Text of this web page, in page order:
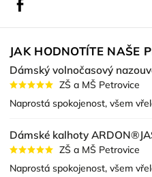
JAK HODNOTÍTE NAŠE
Dámský volnočasový
ZŠ a MŠ Petrovice
Naprostá spokojenost, všem
Dámské kalhoty
ZŠ a MŠ Petrovice
Naprostá spokojenost, všem